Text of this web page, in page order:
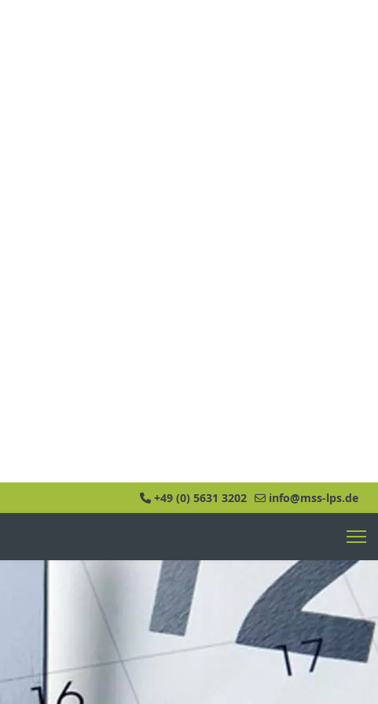
+49 (0) 5631 3202 info@mss-lps.de